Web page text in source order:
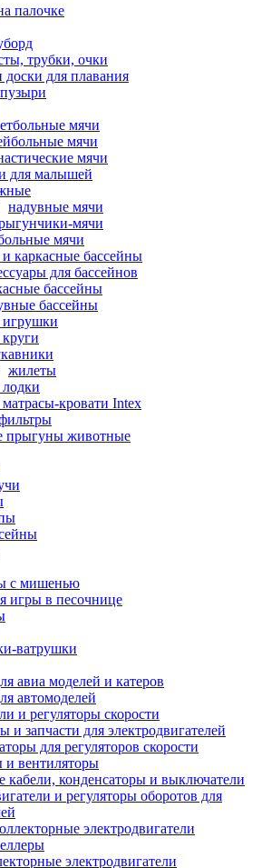
палочке
трубки, очки
для плавания
мячи
мячи
мячи
для малышей
надувные мячи
мячи
мячи
каркасные бассейны
для бассейнов
бассейны
бассейны
жилеты
кровати Intex
прыгуны животные
с мишенью
игры в песочнице
ватрушки
авиа моделей и катеров
автомоделей
и регуляторы скорости
и запчасти для электродвигателей
для регуляторов скорости
и вентиляторы
кабели, конденсаторы и выключатели
и регуляторы оборотов для
электродвигатели
электродвигатели